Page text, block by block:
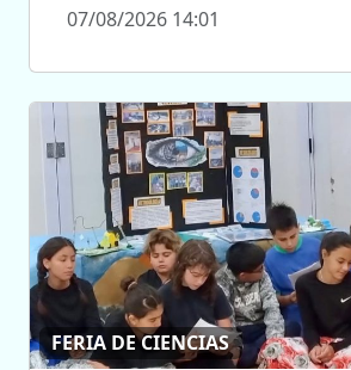
07/08/2026 14:01
FERIA DE CIENCIAS